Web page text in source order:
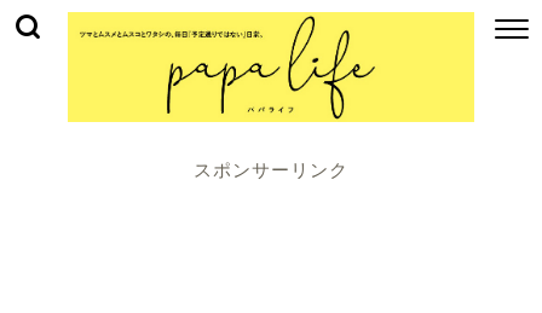
スポンサーリンク